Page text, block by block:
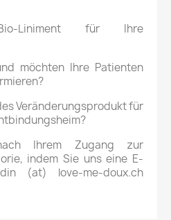
Liniment für Ihre
möchten Ihre Patienten
Veränderungsprodukt für
Ihrem Zugang zur
indem Sie uns eine E-
(at) love-me-doux.ch